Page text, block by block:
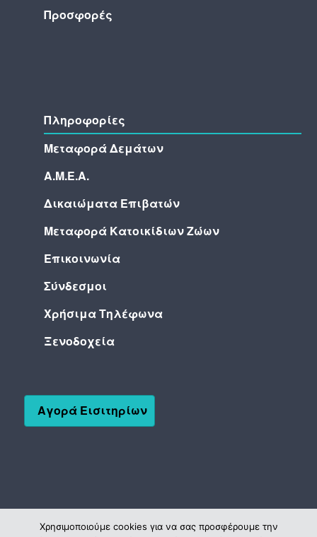
Προσφορές
Πληροφορίες
Μεταφορά Δεμάτων
Α.Μ.Ε.Α.
Δικαιώματα Επιβατών
Μεταφορά Κατοικίδιων Ζώων
Επικοινωνία
Σύνδεσμοι
Χρήσιμα Τηλέφωνα
Ξενοδοχεία
Αγορά Εισιτηρίων
Χρησιμοποιούμε cookies για να σας προσφέρουμε την